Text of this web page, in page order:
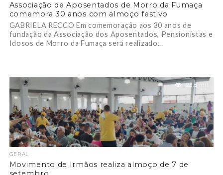
Associação de Aposentados de Morro da Fumaça
comemora 30 anos com almoço festivo
GABRIELA RECCO Em comemoração aos 30 anos de
fundação da Associação dos Aposentados, Pensionistas e
Idosos de Morro da Fumaça será realizado...
23.5 mil
GERAL
Movimento de Irmãos realiza almoço de 7 de